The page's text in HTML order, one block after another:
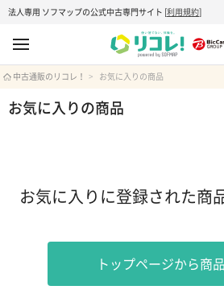
法人専用 ソフマップの公式中古専門サイト [利用規約]
中古通販のリコレ！ お気に入りの商品
お気に入りの商品
お気に入りに登録された商
トップページから商